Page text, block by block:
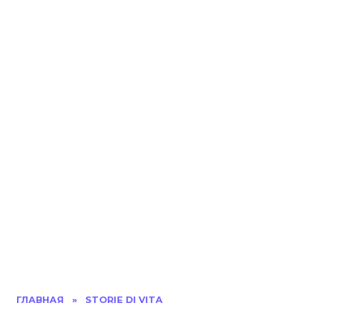
ГЛАВНАЯ » STORIE DI VITA